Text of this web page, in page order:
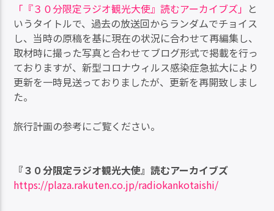
「『３０分限定ラジオ観光大使』読むアーカイブズ」 と
いうタイトルで、過去の放送回からランダムでチョイス
し、当時の原稿を基に現在の状況に合わせて再編集し、
取材時に撮った写真と合わせてブログ形式で掲載を行っ
ておりますが、新型コロナウィルス感染症急拡大により
更新を一時見送っておりましたが、更新を再開致しまし
た。
旅行計画の参考にご覧ください。
『３０分限定ラジオ観光大使』読むアーカイブズ
https://plaza.rakuten.co.jp/radiokankotaishi/